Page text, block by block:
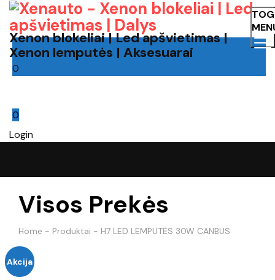
Xenon blokeliai | Led apšvietimas |
Xenon lemputės | Aksesuarai
0
0
Login
Visos Prekės
Home - Produktai - H7 LED LEMPUTĖS 30W CANBUS
Akcija